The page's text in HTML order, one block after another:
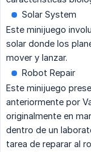
Solar System
Este minijuego
solar donde los
mover y lanzar.
Robot Repair
Este minijuego
anteriormente por
originalmente en
dentro de un
tarea de reparar al